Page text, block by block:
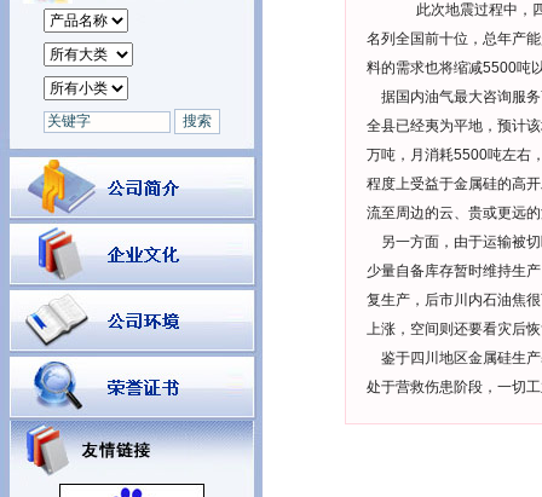
此次地震过程中，四
名列全国前十位，总年产
料的需求也将缩减5500吨
据国内油气最大咨询服务
全县已经夷为平地，预计
万吨，月消耗5500吨左右
程度上受益于金属硅的高
流至周边的云、贵或更远
另一方面，由于运输被切
少量自备库存暂时维持生
复生产，后市川内石油焦
上涨，空间则还要看灾后
鉴于四川地区金属硅生产
处于营救伤患阶段，一切